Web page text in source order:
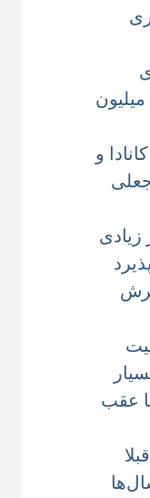
مهاجرتی کانادا طی ۲ ماه از ۲ میلیون
و
زیادی
پذیرش
عقب